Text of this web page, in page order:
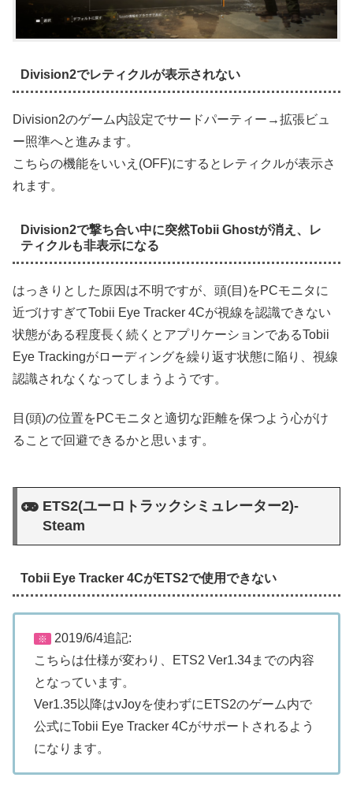
Division2でレティクルが表示されない
Division2のゲーム内設定でサードパーティー→拡張ビュ
ー照準へと進みます。
こちらの機能をいいえ(OFF)にするとレティクルが表示さ
れます。
Division2で撃ち合い中に突然Tobii Ghostが消え、レ
ティクルも非表示になる
はっきりとした原因は不明ですが、頭(目)をPCモニタに
近づけすぎてTobii Eye Tracker 4Cが視線を認識できない
状態がある程度長く続くとアプリケーションであるTobii
Eye Trackingがローディングを繰り返す状態に陥り、視線
認識されなくなってしまうようです。
目(頭)の位置をPCモニタと適切な距離を保つよう心がけ
ることで回避できるかと思います。
ETS2(ユーロトラックシミュレーター2)-
Steam
Tobii Eye Tracker 4CがETS2で使用できない
※
2019/6/4追記:
こちらは仕様が変わり、ETS2 Ver1.34までの内容
となっています。
Ver1.35以降はvJoyを使わずにETS2のゲーム内で
公式にTobii Eye Tracker 4Cがサポートされるよう
になります。